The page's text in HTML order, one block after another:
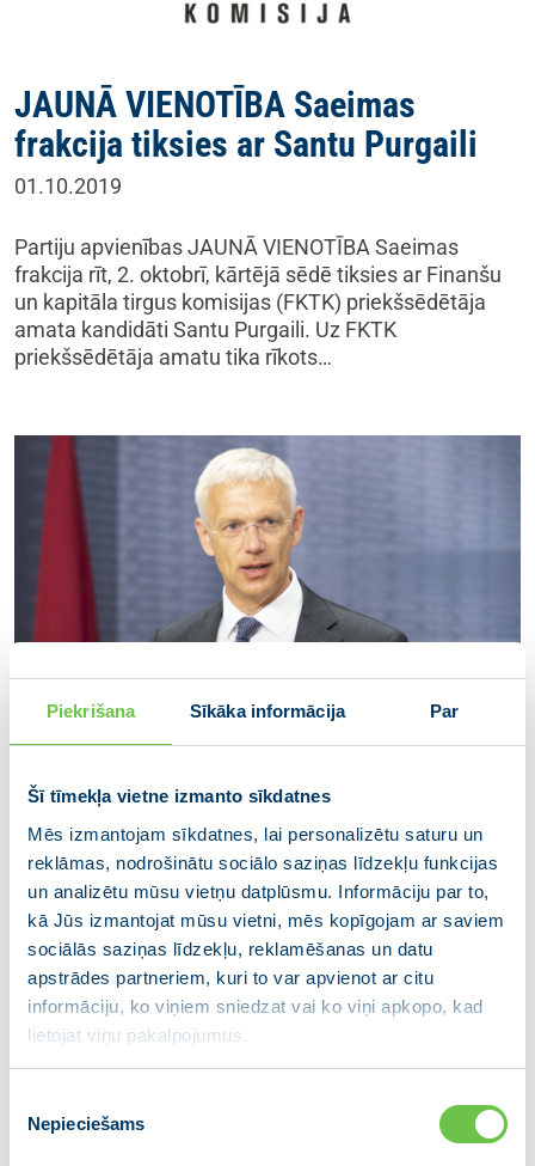
Piekrišana Sīkāka informācija Par
Šī tīmekļa vietne izmanto sīkdatnes
Mēs izmantojam sīkdatnes, lai personalizētu saturu un
reklāmas, nodrošinātu sociālo saziņas līdzekļu funkcijas
un analizētu mūsu vietņu datplūsmu. Informāciju par to,
kā Jūs izmantojat mūsu vietni, mēs kopīgojam ar saviem
sociālās saziņas līdzekļu, reklamēšanas un datu
apstrādes partneriem, kuri to var apvienot ar citu
informāciju, ko viņiem sniedzat vai ko viņi apkopo, kad
lietojat viņu pakalpojumus.
izvēle
Nepieciešams
JAUNĀ VIENOTĪBA Saeimas
frakcija tiksies ar Santu Purgaili
01.10.2019
Partiju apvienības JAUNĀ VIENOTĪBA Saeimas
frakcija rīt, 2. oktobrī, kārtējā sēdē tiksies ar Finanšu
un kapitāla tirgus komisijas (FKTK) priekšsēdētāja
amata kandidāti Santu Purgaili. Uz FKTK
priekšsēdētāja amatu tika rīkots…
Kariņš tiksies ar Eiropas
Savienības un NATO augstākajām
amatpersonām
01.10.2019
Ministru prezidents Krišjānis Kariņš trešdien, 2.
oktobrī, vizītes laikā Briselē tiksies ar Eiropas
Savienības un NATO augstākajām amatpersonām. K.
Kariņam paredzētas tikšanās ar Eiropas Parlamenta